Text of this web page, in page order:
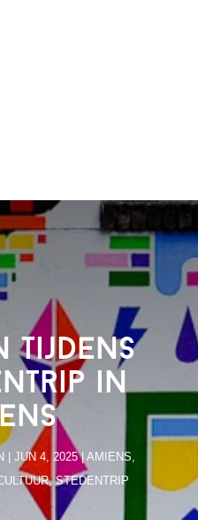
tijdens
in
JUN 4, 2025|AMIENS
,STEDENTRIP